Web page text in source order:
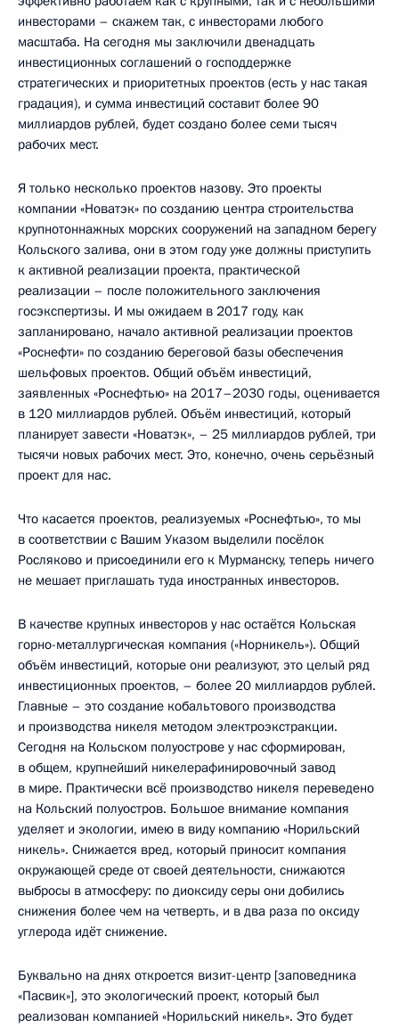
инвесторами – скажем так, с инвесторами любого
масштаба. На сегодня мы заключили двенадцать
инвестиционных соглашений о господдержке
стратегических и приоритетных проектов (есть у нас такая
градация), и сумма инвестиций составит более 90
миллиардов рублей, будет создано более семи тысяч
рабочих мест.
Я только несколько проектов назову. Это проекты
компании «Новатэк» по созданию центра строительства
крупнотоннажных морских сооружений на западном берегу
Кольского залива, они в этом году уже должны приступить
к активной реализации проекта, практической
реализации – после положительного заключения
госэкспертизы. И мы ожидаем в 2017 году, как
запланировано, начало активной реализации проектов
«Роснефти» по созданию береговой базы обеспечения
шельфовых проектов. Общий объём инвестиций,
заявленных «Роснефтью» на 2017–2030 годы, оценивается
в 120 миллиардов рублей. Объём инвестиций, который
планирует завести «Новатэк», – 25 миллиардов рублей, три
тысячи новых рабочих мест. Это, конечно, очень серьёзный
проект для нас.
Что касается проектов, реализуемых «Роснефтью», то мы
в соответствии с Вашим Указом выделили посёлок
Росляково и присоединили его к Мурманску, теперь ничего
не мешает приглашать туда иностранных инвесторов.
В качестве крупных инвесторов у нас остаётся Кольская
горно-металлургическая компания («Норникель»). Общий
объём инвестиций, которые они реализуют, это целый ряд
инвестиционных проектов, – более 20 миллиардов рублей.
Главные – это создание кобальтового производства
и производства никеля методом электроэкстракции.
Сегодня на Кольском полуострове у нас сформирован,
в общем, крупнейший никелерафинировочный завод
в мире. Практически всё производство никеля переведено
на Кольский полуостров. Большое внимание компания
уделяет и экологии, имею в виду компанию «Норильский
никель». Снижается вред, который приносит компания
окружающей среде от своей деятельности, снижаются
выбросы в атмосферу: по диоксиду серы они добились
снижения более чем на четверть, и в два раза по оксиду
углерода идёт снижение.
Буквально на днях откроется визит-центр [заповедника
«Пасвик»], это экологический проект, который был
реализован компанией «Норильский никель». Это будет